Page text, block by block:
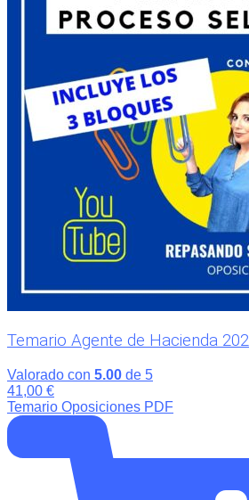
Temario Agente de Hacienda
Valorado con 5.00 de 5
41,00 €
Temario Oposiciones PDF